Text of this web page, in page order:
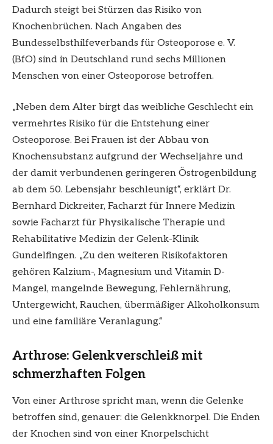
Dadurch steigt bei Stürzen das Risiko von
Knochenbrüchen. Nach Angaben des
Bundesselbsthilfeverbands für Osteoporose e. V.
(BfO) sind in Deutschland rund sechs Millionen
Menschen von einer Osteoporose betroffen.
„Neben dem Alter birgt das weibliche Geschlecht ein
vermehrtes Risiko für die Entstehung einer
Osteoporose. Bei Frauen ist der Abbau von
Knochensubstanz aufgrund der Wechseljahre und
der damit verbundenen geringeren Östrogenbildung
ab dem 50. Lebensjahr beschleunigt“, erklärt Dr.
Bernhard Dickreiter, Facharzt für Innere Medizin
sowie Facharzt für Physikalische Therapie und
Rehabilitative Medizin der Gelenk-Klinik
Gundelfingen. „Zu den weiteren Risikofaktoren
gehören Kalzium-, Magnesium und Vitamin D-
Mangel, mangelnde Bewegung, Fehlernährung,
Untergewicht, Rauchen, übermäßiger Alkoholkonsum
und eine familiäre Veranlagung.“
Arthrose: Gelenkverschleiß mit
schmerzhaften Folgen
Von einer Arthrose spricht man, wenn die Gelenke
betroffen sind, genauer: die Gelenkknorpel. Die Enden
der Knochen sind von einer Knorpelschicht